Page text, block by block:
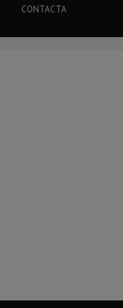
CONTACTA